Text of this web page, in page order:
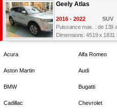
Geely Atlas
2016 - 2022
SUV
Puissance max. : de 139
Dimensions: 4519 x 1831
Acura Alfa Romeo
Aston Martin Audi
BMW Bugatti
Cadillac Chevrolet